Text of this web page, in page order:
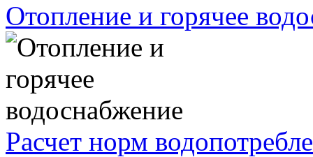
Отопление и горячее
Расчет норм